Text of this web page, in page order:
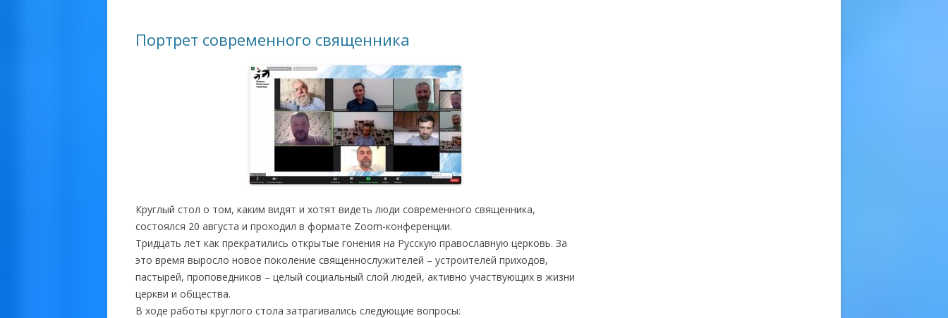
Портрет современного священника
Круглый стол о том, каким видят и хотят видеть люди современного священника,
состоялся 20 августа и проходил в формате Zoom-конференции.
Тридцать лет как прекратились открытые гонения на Русскую православную церковь. За
это время выросло новое поколение священнослужителей – устроителей приходов,
пастырей, проповедников – целый социальный слой людей, активно участвующих в жизни
церкви и общества.
В ходе работы круглого стола затрагивались следующие вопросы: